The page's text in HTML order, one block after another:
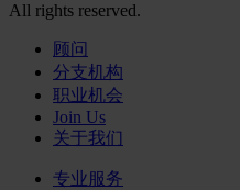
All rights reserved.
顾问
分支机构
职业机会
Join Us
关于我们
专业服务